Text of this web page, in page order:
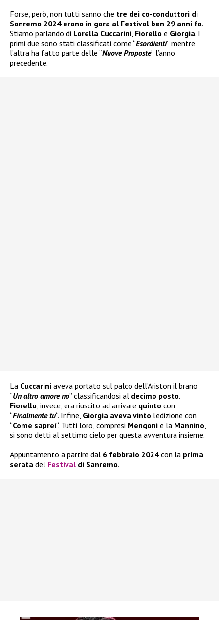
Forse, però, non tutti sanno che tre dei co-conduttori di
Sanremo 2024 erano in gara al Festival ben 29 anni fa.
Stiamo parlando di Lorella Cuccarini, Fiorello e Giorgia. I
primi due sono stati classificati come “Esordienti” mentre
l’altra ha fatto parte delle “Nuove Proposte” l’anno
precedente.
La Cuccarini aveva portato sul palco dell’Ariston il brano
“Un altro amore no” classificandosi al decimo posto.
Fiorello, invece, era riuscito ad arrivare quinto con
“Finalmente tu“. Infine, Giorgia aveva vinto l’edizione con
“Come saprei“. Tutti loro, compresi Mengoni e la Mannino,
si sono detti al settimo cielo per questa avventura insieme.
Appuntamento a partire dal 6 febbraio 2024con la prima
serata del Festival di Sanremo.